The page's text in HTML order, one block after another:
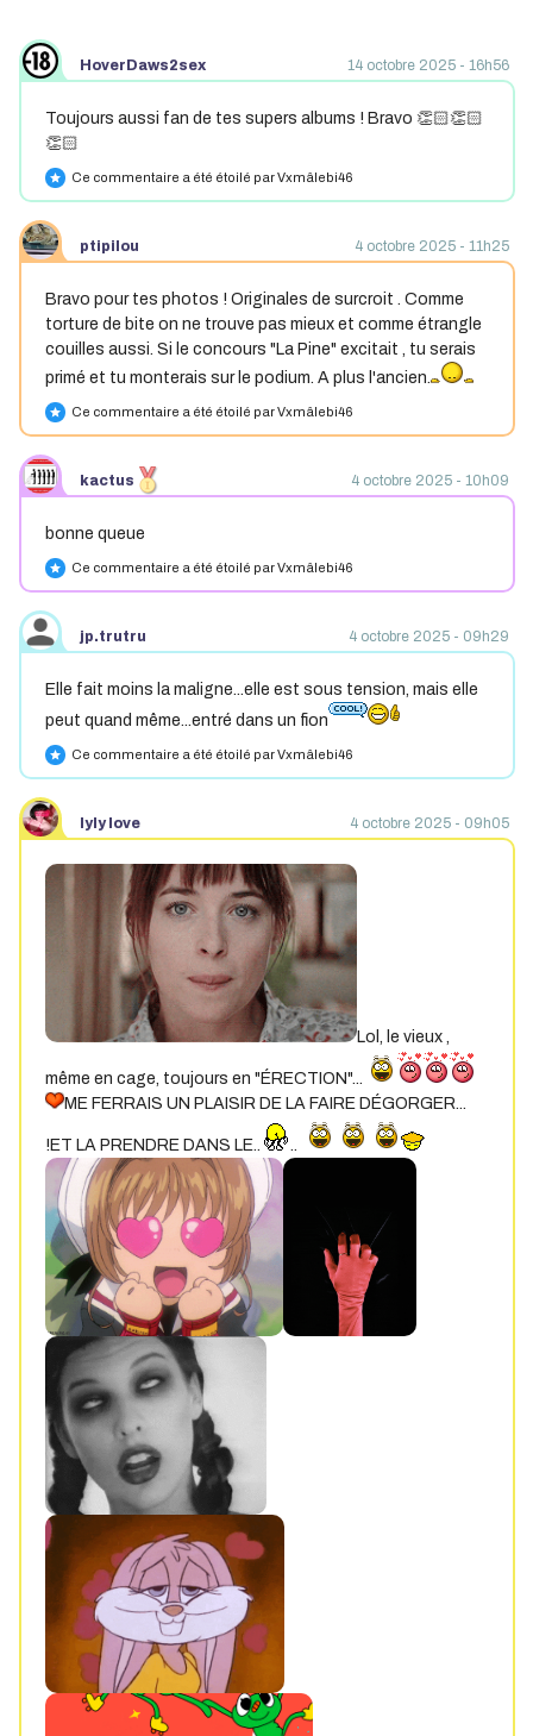
HoverDaws2sex 14 octobre 2025 - 16h56
Toujours aussi fan de tes supers albums ! Bravo 👏🏻👏🏻
👏🏻
star Ce commentaire a été étoilé par Vxmâlebi46
ptipilou 4 octobre 2025 - 11h25
Bravo pour tes photos ! Originales de surcroit . Comme
torture de bite on ne trouve pas mieux et comme étrangle
couilles aussi. Si le concours "La Pine" excitait , tu serais
primé et tu monterais sur le podium. A plus l'ancien.
star Ce commentaire a été étoilé par Vxmâlebi46
kactus 4 octobre 2025 - 10h09
bonne queue
star Ce commentaire a été étoilé par Vxmâlebi46
jp.trutru 4 octobre 2025 - 09h29
Elle fait moins la maligne...elle est sous tension, mais elle
peut quand même...entré dans un fion
star Ce commentaire a été étoilé par Vxmâlebi46
lyly love 4 octobre 2025 - 09h05
Lol, le vieux ,
même en cage, toujours en "ÉRECTION"...
ME FERRAIS UN PLAISIR DE LA FAIRE DÉGORGER...
!ET LA PRENDRE DANS LE.. ..